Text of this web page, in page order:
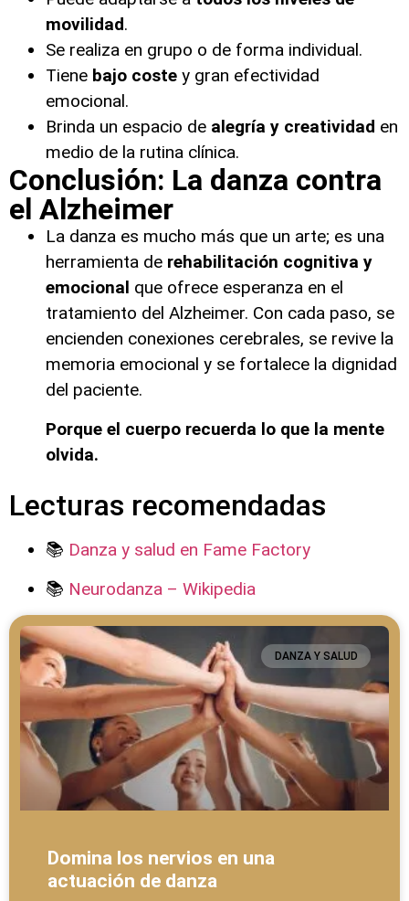
movilidad.
Se realiza en grupo o de forma individual.
Tiene bajo coste y gran efectividad
emocional.
Brinda un espacio de alegría y creatividad en
medio de la rutina clínica.
Conclusión: La danza contra
el Alzheimer
La danza es mucho más que un arte; es una
herramienta de rehabilitación cognitiva y
emocional que ofrece esperanza en el
tratamiento del Alzheimer. Con cada paso, se
encienden conexiones cerebrales, se revive la
memoria emocional y se fortalece la dignidad
del paciente.
Porque el cuerpo recuerda lo que la mente
olvida.
Lecturas recomendadas
📚 Danza y salud en Fame Factory
📚 Neurodanza – Wikipedia
DANZA Y SALUD
Domina los nervios en una
actuación de danza